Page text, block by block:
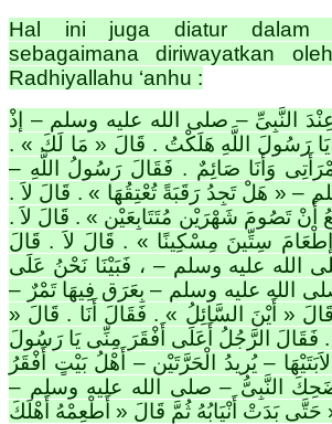
Hal ini juga diatur dalam
sebagaimana diriwayatkan
Radhiyallahu ‘anhu :
النَّبِىِّ – صلى الله عليه وسلم – إِذْ
رَسُولَ اللَّهِ هَلَكْتُ . قَالَ « مَا لَكَ » .
وَأَنَا صَائِمٌ . فَقَالَ رَسُولُ اللَّهِ –
– « هَلْ تَجِدُ رَقَبَةً تُعْتِقُهَا » . قَالَ لاَ .
تَصُومَ شَهْرَيْنِ مُتَتَابِعَيْنِ » . قَالَ لاَ .
سِتِّينَ مِسْكِينًا » . قَالَ لاَ . قَالَ
الله عليه وسلم – ، فَبَيْنَا نَحْنُ عَلَى
الله عليه وسلم – بِعَرَقٍ فِيهَا تَمْرٌ –
« أَيْنَ السَّائِلُ » . فَقَالَ أَنَا . قَالَ «
فَقَالَ الرَّجُلُ أَعَلَى أَفْقَرَ مِنِّى يَا رَسُولَ
– يُرِيدُ الْحَرَّتَيْنِ – أَهْلُ بَيْتٍ أَفْقَرُ
النَّبِىُّ – صلى الله عليه وسلم –
أَهْلَكَ »